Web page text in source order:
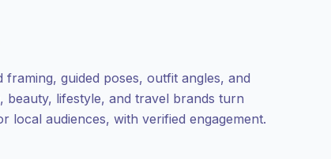
guided poses, outfit angles, and
beauty, lifestyle, and travel brands turn
local audiences, with verified engagement.